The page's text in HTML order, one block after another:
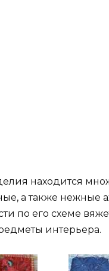
находится
а также нежные
по его схеме
интерьера.